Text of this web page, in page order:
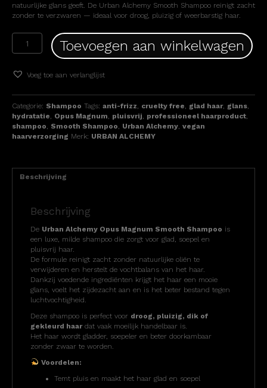
natuurlijke glans geeft. De Urban Alchemy Smooth Shampoo reinigt zacht
zonder te verzwaren — ideaal voor droog, pluizig of weerbarstig haar.
Urban
Alchemy
aantal
Toevoegen aan winkelwagen
Voeg toe aan verlanglijst
Categorie: Shampoo Tags: anti-frizz cruelty free glad haar, glans
hydratatie
Opus Magnum pluisvrij professioneel haarproduct
shampoo
Smooth Shampoo Urban Alchemy vegan
haarverzorging Merk: URBAN ALCHEMY
Beschrijving
Beschrijving
De Urban Alchemy Opus Magnum Smooth Shampoo is
een luxe, milde shampoo die zorgt voor glad, soepel en
pluisvrij haar.
De formule reinigt zacht zonder natuurlijke oliën te
verwijderen en herstelt de vochtbalans van het haar.
Dankzij voedende ingrediënten krijgt het haar een mooie
glans, voelt het zijdezacht aan en is het beter bestand tegen
luchtvochtigheid.
Deze shampoo is perfect voor droog, pluizig, dik of
gekleurd haardat vaak moeilijk handelbaar is.
Het haar wordt gladder, soepeler en beter doorkambaar
zonder zwaar te worden.
Voordelen:
Temt pluis en maakt het haar glad en soepel